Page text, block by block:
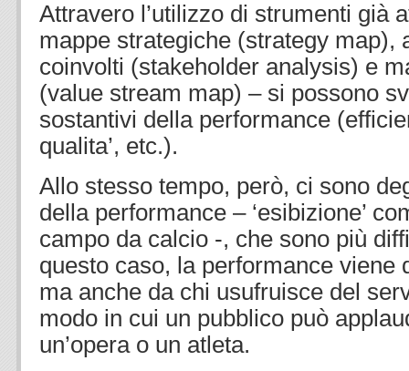
Attravero l’utilizzo di strumenti già
mappe strategiche (strategy map),
coinvolti (stakeholder analysis) e
(value stream map) – si possono
sostantivi della performance
qualita’, etc.).
Allo stesso tempo, però, ci sono
della performance – ‘esibizione’
campo da calcio -, che sono più
questo caso, la performance viene
ma anche da chi usufruisce del
modo in cui un pubblico può
un’opera o un atleta.